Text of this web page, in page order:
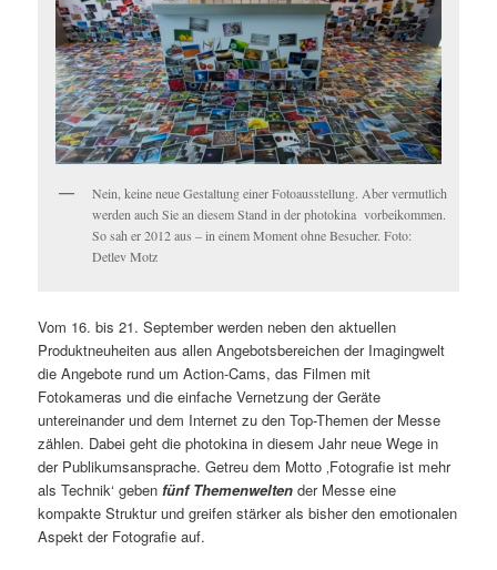
Nein, keine neue Gestaltung einer Fotoausstellung. Aber vermutlich
werden auch Sie an diesem Stand in der photokina vorbeikommen.
So sah er 2012 aus – in einem Moment ohne Besucher. Foto:
Detlev Motz
Vom 16. bis 21. September werden neben den aktuellen
Produktneuheiten aus allen Angebotsbereichen der Imagingwelt
die Angebote rund um Action-Cams, das Filmen mit
Fotokameras und die einfache Vernetzung der Geräte
untereinander und dem Internet zu den Top-Themen der Messe
zählen. Dabei geht die photokina in diesem Jahr neue Wege in
der Publikumsansprache. Getreu dem Motto ‚Fotografie ist mehr
als Technik‘ geben fünf Themenwelten der Messe eine
kompakte Struktur und greifen stärker als bisher den emotionalen
Aspekt der Fotografie auf.